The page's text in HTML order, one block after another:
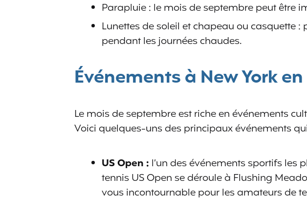
Parapluie : le mois de septembre peut être
Lunettes de soleil et chapeau ou casquette :
pendant les journées chaudes.
Événements à New York
Le mois de septembre est riche en événements
Voici quelques-uns des principaux événements
US Open : l’un des événements sportifs les
tennis US Open se déroule à Flushing
vous incontournable pour les amateurs de